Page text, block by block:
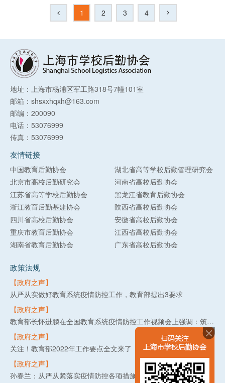
1 2 3 4
地址：上海市杨浦区军工路318号7幢101室
邮箱：shsxxhqxh@163.com
邮编：200090
电话：53076999
传真：53076999
友情链接
中国教育后勤协会
湖北省高等学校后勤管理研究会
北京市高校后勤研究会
河南省高校后勤协会
江苏省高等学校后勤协会
黑龙江省教育后勤协会
浙江教育后勤基建协会
陕西省高校后勤协会
四川省高校后勤协会
安徽省高校后勤协会
重庆市教育后勤协会
江西省高校后勤协会
湖南省教育后勤协会
广东省高校后勤协会
政策法规
【政府之声】
从严从实做好教育系统疫情防控工作，教育部提出3要求
【政府之声】
教育部长怀进鹏在全国教育系统疫情防控工作视频会上强调：筑牢教育系统疫情防线，守护3亿多师生生命健康安全
【政府之声】
关注！教育部2022年工作要点全文来了
【政府之声】
孙春兰：从严从紧落实疫情防控各项措施 坚决守住不出现疫情规模性反弹底线